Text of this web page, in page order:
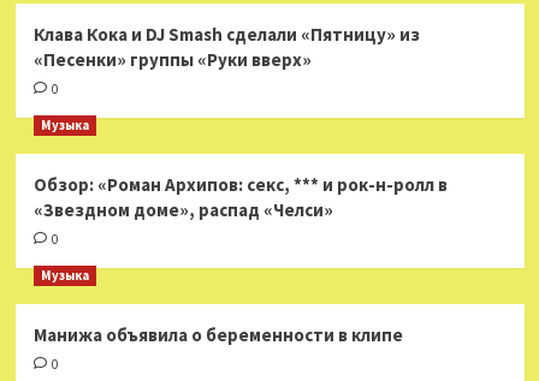
Клава Кока и DJ Smash сделали «Пятницу» из
«Песенки» группы «Руки вверх»
0
Музыка
Обзор: «Роман Архипов: секс, *** и рок-н-ролл в
«Звездном доме», распад «Челси»
0
Музыка
Манижа объявила о беременности в клипе
0